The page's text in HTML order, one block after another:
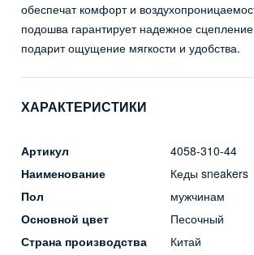
обеспечат комфорт и
подошва гарантирует надежное
подарит ощущение мягкости и удобства.
ХАРАКТЕРИСТИКИ
Артикул
4058-310-44
Наименование
Кеды sneakers
Пол
мужчинам
Основной цвет
Песочный
Страна производства
Китай